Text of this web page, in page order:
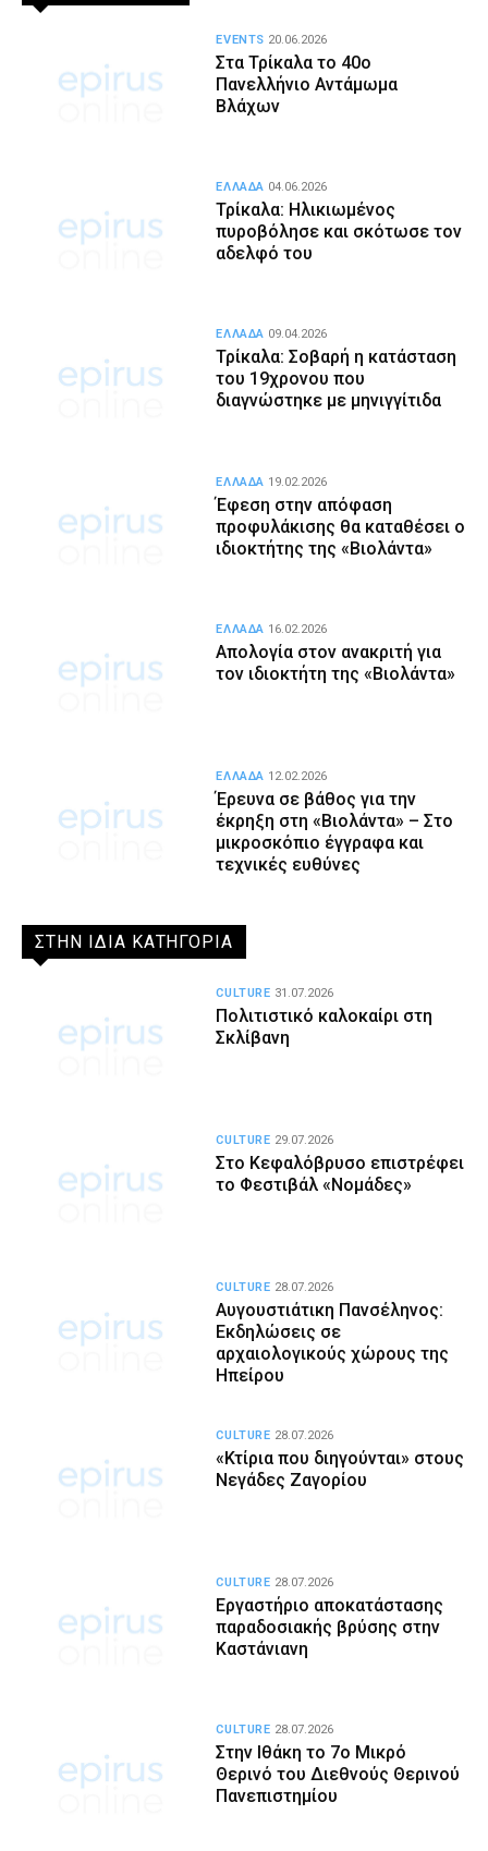
Στα Τρίκαλα το 40ο
Πανελλήνιο Αντάμωμα
Βλάχων
EVENTS 20.06.2026
Τρίκαλα: Ηλικιωμένος
πυροβόλησε και σκότωσε τον
αδελφό του
ΕΛΛΑΔΑ 04.06.2026
Τρίκαλα: Σοβαρή η κατάσταση
του 19χρονου που
διαγνώστηκε με μηνιγγίτιδα
ΕΛΛΑΔΑ 09.04.2026
Έφεση στην απόφαση
προφυλάκισης θα καταθέσει ο
ιδιοκτήτης της «Βιολάντα»
ΕΛΛΑΔΑ 19.02.2026
Απολογία στον ανακριτή για
τον ιδιοκτήτη της «Βιολάντα»
ΕΛΛΑΔΑ 16.02.2026
Έρευνα σε βάθος για την
έκρηξη στη «Βιολάντα» – Στο
μικροσκόπιο έγγραφα και
τεχνικές ευθύνες
ΕΛΛΑΔΑ 12.02.2026
ΣΤΗΝ ΙΔΙΑ ΚΑΤΗΓΟΡΙΑ
Πολιτιστικό καλοκαίρι στη
Σκλίβανη
CULTURE 31.07.2026
Στο Κεφαλόβρυσο επιστρέφει
το Φεστιβάλ «Νομάδες»
CULTURE 29.07.2026
Αυγουστιάτικη Πανσέληνος:
Εκδηλώσεις σε
αρχαιολογικούς χώρους της
Ηπείρου
CULTURE 28.07.2026
«Κτίρια που διηγούνται» στους
Νεγάδες Ζαγορίου
CULTURE 28.07.2026
Εργαστήριο αποκατάστασης
παραδοσιακής βρύσης στην
Καστάνιανη
CULTURE 28.07.2026
Στην Ιθάκη το 7ο Μικρό
Θερινό του Διεθνούς Θερινού
Πανεπιστημίου
CULTURE 28.07.2026